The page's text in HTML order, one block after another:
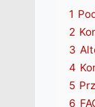
1
2
3
4
5
6